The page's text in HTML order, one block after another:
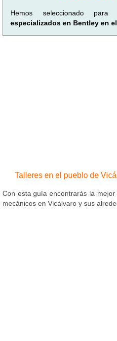
Hemos seleccionado
especializados en Bentley en
Talleres en el pueblo de
Con esta guía encontrarás la mejor
mecánicos en Vicálvaro y sus